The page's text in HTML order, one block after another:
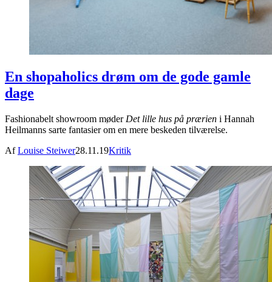
En shopaholics drøm om de gode gamle
dage
Fashionabelt showroom møder Det lille hus på prærien i Hannah
Heilmanns sarte fantasier om en mere beskeden tilværelse.
AfLouise Steiwer28.11.19Kritik